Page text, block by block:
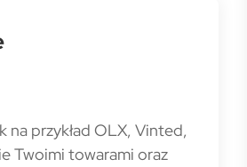
przykład OLX, Vinted,
Twoimi towarami oraz